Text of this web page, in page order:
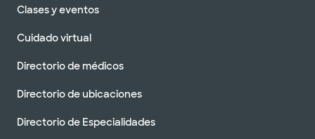
Clases y eventos
Cuidado virtual
Directorio de médicos
Directorio de ubicaciones
Directorio de Especialidades